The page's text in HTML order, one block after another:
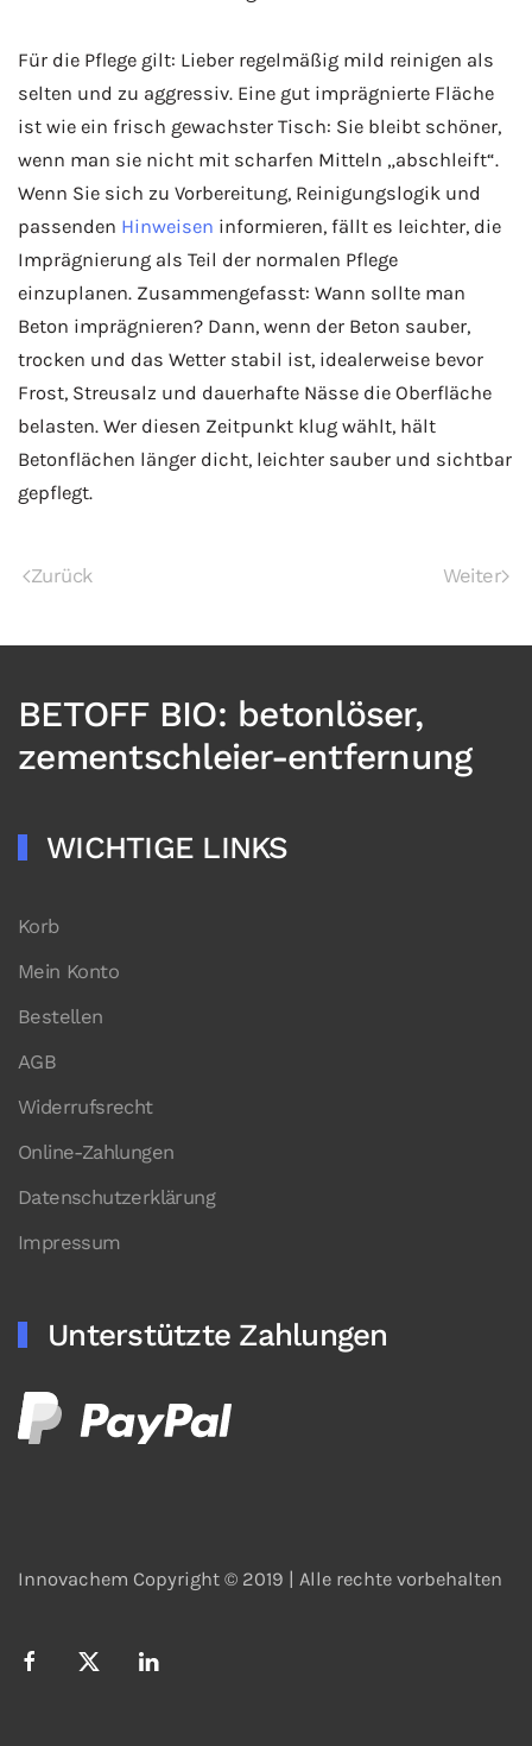
Für die Pflege gilt: Lieber regelmäßig mild reinigen als
selten und zu aggressiv. Eine gut imprägnierte Fläche
ist wie ein frisch gewachster Tisch: Sie bleibt schöner,
wenn man sie nicht mit scharfen Mitteln „abschleift“.
Wenn Sie sich zu Vorbereitung, Reinigungslogik und
passenden Hinweisen informieren, fällt es leichter, die
Imprägnierung als Teil der normalen Pflege
einzuplanen. Zusammengefasst: Wann sollte man
Beton imprägnieren? Dann, wenn der Beton sauber,
trocken und das Wetter stabil ist, idealerweise bevor
Frost, Streusalz und dauerhafte Nässe die Oberfläche
belasten. Wer diesen Zeitpunkt klug wählt, hält
Betonflächen länger dicht, leichter sauber und sichtbar
gepflegt.
Zurück Weiter
BETOFF BIO: betonlöser,
zementschleier-entfernung
WICHTIGE LINKS
Korb
Mein Konto
Bestellen
AGB
Widerrufsrecht
Online-Zahlungen
Datenschutzerklärung
Impressum
Unterstützte Zahlungen
Innovachem Copyright © 2019 | Alle rechte vorbehalten